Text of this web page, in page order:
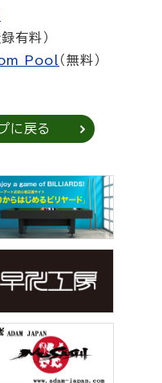
有料）
Pool （無料）
に戻る